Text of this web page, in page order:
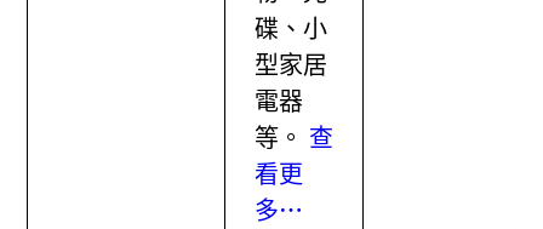
碟、小
型家居
電器
等。 查
看更
多…